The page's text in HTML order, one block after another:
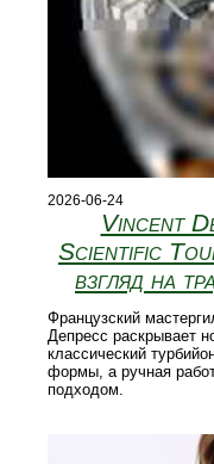
2026-06-24
Vincent
Scientific
взгляд на
Французский
Депресс раскрывает
классический
формы, а ручная
подходом.